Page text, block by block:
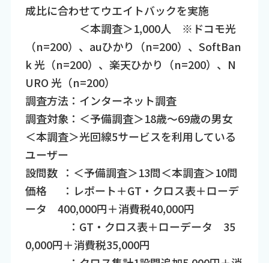
成比に合わせてウエイトバックを実施
＜本調査＞1,000人 ※ドコモ光
（n=200）、auひかり（n=200）、SoftBan
k 光（n=200）、楽天ひかり（n=200）、N
URO 光（n=200）
調査方法：インターネット調査
調査対象：＜予備調査＞18歳～69歳の男女
＜本調査＞光回線5サービスを利用している
ユーザー
設問数 ：＜予備調査＞13問＜本調査＞10問
価格 ：レポート＋GT・クロス表＋ローデ
ータ 400,000円＋消費税40,000円
：GT・クロス表＋ローデータ 35
0,000円＋消費税35,000円